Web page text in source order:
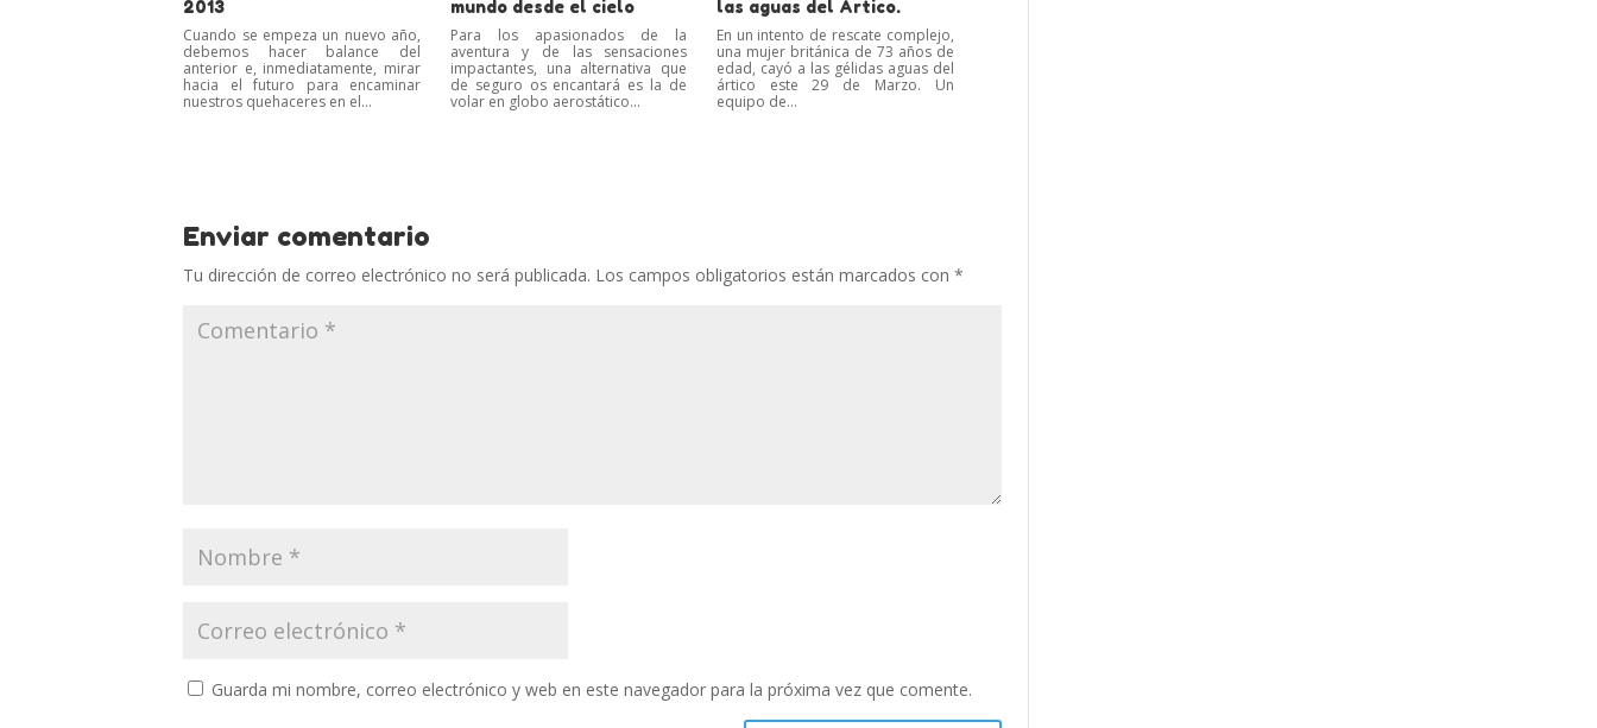
2013
Cuando se empeza un nuevo año,
debemos hacer balance del
anterior e, inmediatamente, mirar
hacia el futuro para encaminar
nuestros quehaceres en el...
mundo desde el cielo
Para los apasionados de la
aventura y de las sensaciones
impactantes, una alternativa que
de seguro os encantará es la de
volar en globo aerostático...
las aguas del Ártico.
En un intento de rescate complejo,
una mujer británica de 73 años de
edad, cayó a las gélidas aguas del
ártico este 29 de Marzo. Un
equipo de...
Enviar comentario
Tu dirección de correo electrónico no será publicada. Los campos obligatorios están marcados con*
Guarda mi nombre, correo electrónico y web en este navegador para la próxima vez que comente.